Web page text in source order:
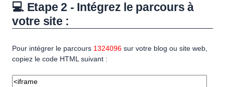
💻 Etape 2 - Intégrez le parcours à
votre site :
Pour intégrer le parcours 1324096 sur votre blog ou site web,
copiez le code HTML suivant :